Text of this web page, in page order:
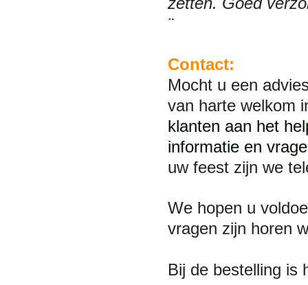
¨
Contact:
Mocht u een
van harte welkom
klanten aan het
informatie en
uw feest zijn we
We hopen u
vragen zijn horen
Bij de bestelling is